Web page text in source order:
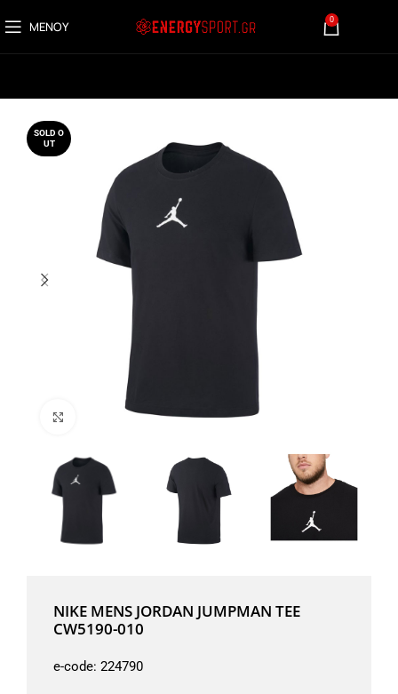
ΜΕΝΟΎ 0
SOLD O
UT
Μεγέθυνση
NIKE MENS JORDAN JUMPMAN TEE
CW5190-010
e-code: 224790